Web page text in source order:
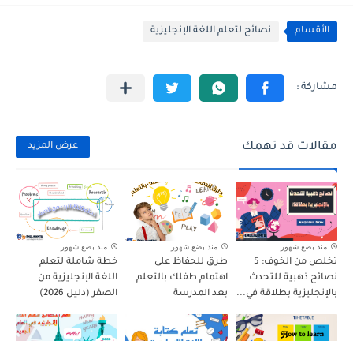
الأقسام نصائح لتعلم اللغة الإنجليزية
مقالات قد تهمك عرض المزيد
منذ بضع شهور
تخلص من الخوف: 5
نصائح ذهبية للتحدث
بالإنجليزية بطلاقة في...
منذ بضع شهور
طرق للحفاظ على
اهتمام طفلك بالتعلم
بعد المدرسة
منذ بضع شهور
خطة شاملة لتعلم
اللغة الإنجليزية من
الصفر (دليل 2026)